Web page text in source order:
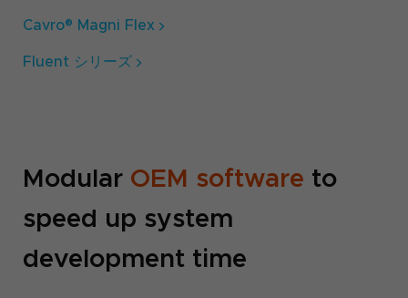
Cavro® Magni Flex
Fluent シリーズ
Modular OEM software to
speed up system
development time